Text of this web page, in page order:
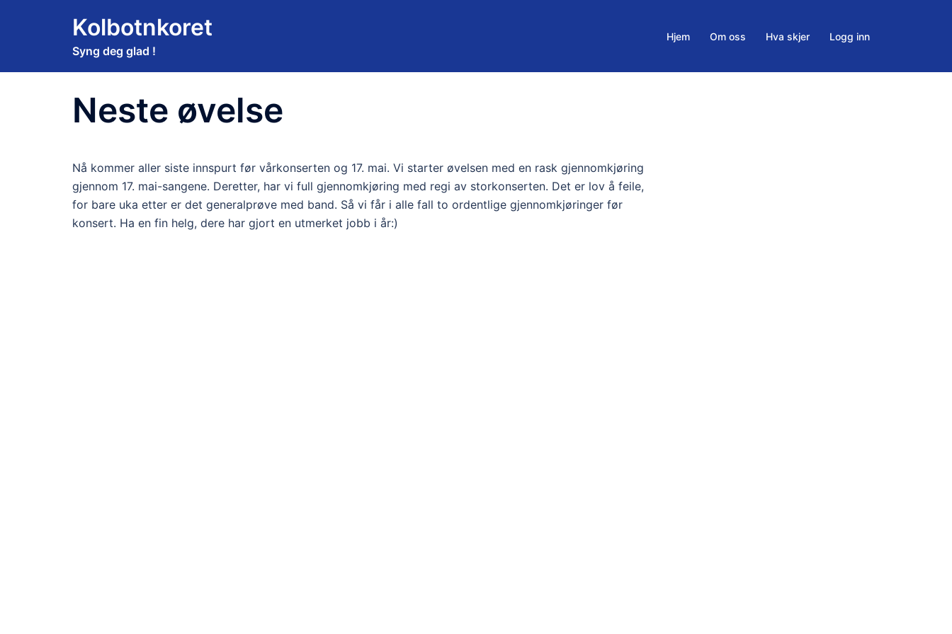
Kolbotnkoret
Syng deg glad !
Hjem Om oss Hva skjer Logg inn
Neste øvelse
Nå kommer aller siste innspurt før vårkonserten og 17. mai. Vi starter øvelsen med en rask gjennomkjøring
gjennom 17. mai-sangene. Deretter, har vi full gjennomkjøring med regi av storkonserten. Det er lov å feile,
for bare uka etter er det generalprøve med band. Så vi får i alle fall to ordentlige gjennomkjøringer før
konsert. Ha en fin helg, dere har gjort en utmerket jobb i år:)